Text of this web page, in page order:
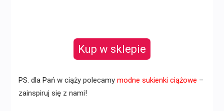
Kup w sklepie
PS. dla Pań w ciąży polecamy modne sukienki ciążowe –
zainspiruj się z nami!